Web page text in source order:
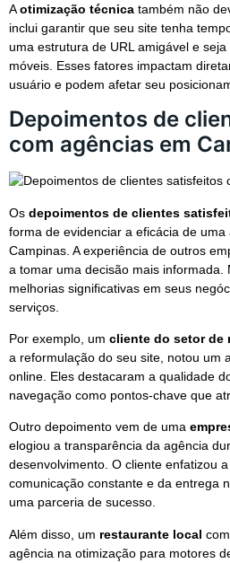
Aotimização técnica também não
inclui garantir que seu site tenha
uma estrutura de URL amigável e
móveis. Esses fatores impactam
usuário e podem afetar seu
Depoimentos de
com agências em
Os depoimentos de clientes
forma de evidenciar a eficácia de uma
Campinas. A experiência de outros
a tomar uma decisão mais informada.
melhorias significativas em seus
serviços.
Por exemplo, um cliente do setor de
a reformulação do seu site, notou um
online. Eles destacaram a qualidade
navegação como pontos-chave que
Outro depoimento vem de uma
elogiou a transparência da agência
desenvolvimento. O cliente enfatizou
comunicação constante e da entrega
uma parceria de sucesso.
Além disso, um restaurante local
agência na otimização para motores